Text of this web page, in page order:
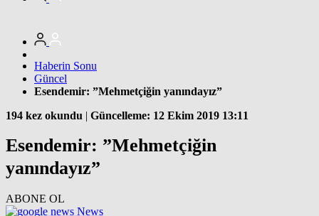
Haberin Sonu
Güncel
Esendemir: ”Mehmetçiğin yanındayız”
194 kez okundu | Güncelleme: 12 Ekim 2019 13:11
Esendemir: ”Mehmetçiğin
yanındayız”
ABONE OL
News